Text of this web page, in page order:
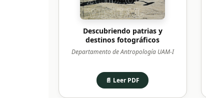
Descubriendo patrias y
destinos fotográficos
Departamento de Antropología UAM-I
📄 Leer PDF